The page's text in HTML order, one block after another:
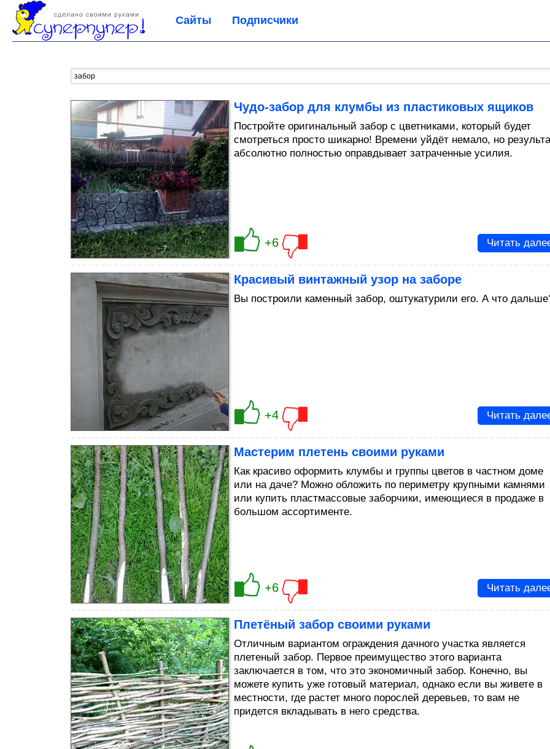
Сайты Подписчики
Чудо-забор для клумбы из пластиковых ящиков
Постройте оригинальный забор с цветниками, который будет
смотреться просто шикарно! Времени уйдёт немало, но
абсолютно полностью оправдывает затраченные усилия.
+6 Читать
Красивый винтажный узор на заборе
Вы построили каменный забор, оштукатурили его. А что
+4 Читать
Мастерим плетень своими руками
Как красиво оформить клумбы и группы цветов в частном доме
или на даче? Можно обложить по периметру крупными камнями
или купить пластмассовые заборчики, имеющиеся в продаже в
большом ассортименте.
+6 Читать
Плетёный забор своими руками
Отличным вариантом ограждения дачного участка является
плетеный забор. Первое преимущество этого варианта
заключается в том, что это экономичный забор. Конечно, вы
можете купить уже готовый материал, однако если вы живете в
местности, где растет много порослей деревьев, то вам не
придется вкладывать в него средства.